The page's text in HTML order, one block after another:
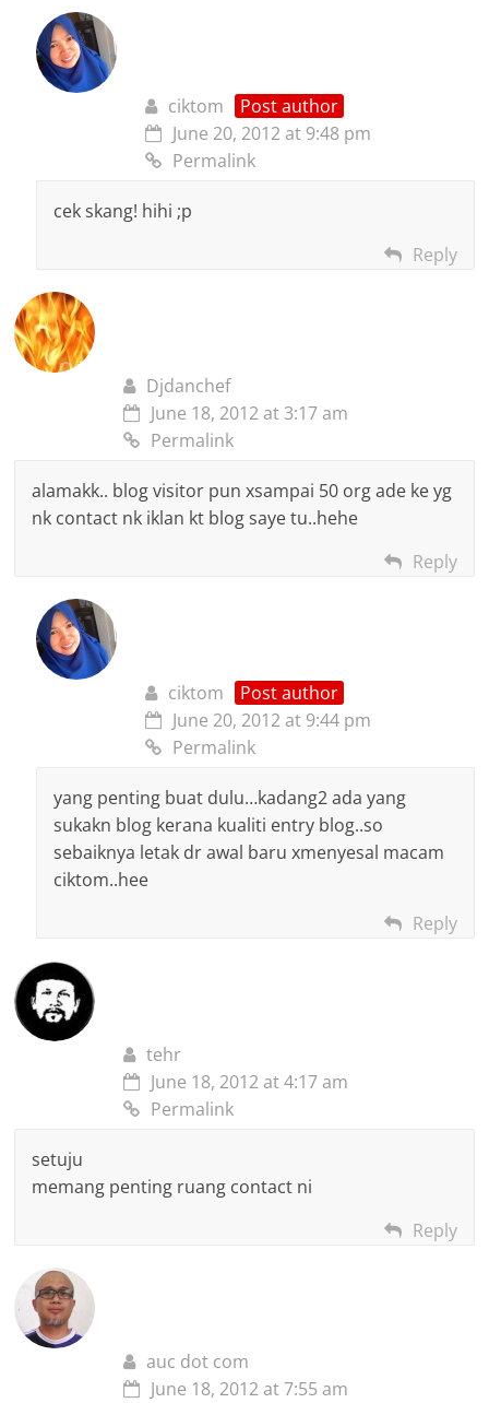
ciktom
Post author
June 20, 2012 at 9:48 pm
Permalink
cek skang! hihi ;p
Reply
Djdanchef
June 18, 2012 at 3:17 am
Permalink
alamakk.. blog visitor pun xsampai 50 org ade ke yg
nk contact nk iklan kt blog saye tu..hehe
Reply
ciktom
Post author
June 20, 2012 at 9:44 pm
Permalink
yang penting buat dulu…kadang2 ada yang
sukakn blog kerana kualiti entry blog..so
sebaiknya letak dr awal baru xmenyesal macam
ciktom..hee
Reply
tehr
June 18, 2012 at 4:17 am
Permalink
setuju
memang penting ruang contact ni
Reply
auc dot com
June 18, 2012 at 7:55 am